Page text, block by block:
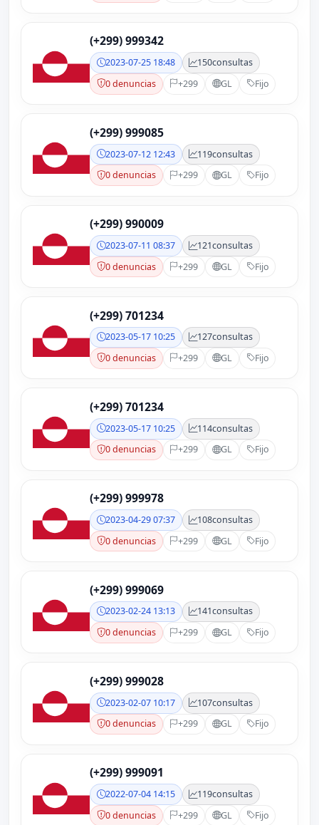
(+299) 999342
2023-07-25 18:48 150consultas
0 denuncias
+299 GL Fijo
(+299) 999085
2023-07-12 12:43 119consultas
0 denuncias
+299 GL Fijo
(+299) 990009
2023-07-11 08:37 121consultas
0 denuncias
+299 GL Fijo
(+299) 701234
2023-05-17 10:25 127consultas
0 denuncias
+299 GL Fijo
(+299) 701234
2023-05-17 10:25 114consultas
0 denuncias
+299 GL Fijo
(+299) 999978
2023-04-29 07:37 108consultas
0 denuncias
+299 GL Fijo
(+299) 999069
2023-02-24 13:13 141consultas
0 denuncias
+299 GL Fijo
(+299) 999028
2023-02-07 10:17 107consultas
0 denuncias
+299 GL Fijo
(+299) 999091
2022-07-04 14:15 119consultas
0 denuncias
+299 GL Fijo